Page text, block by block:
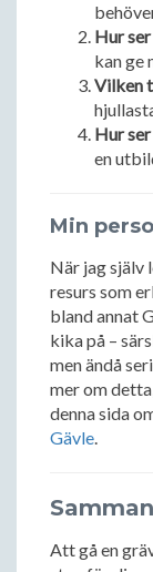
Hur
kan ge
Vilken
Hur
en
Min
När jag själv
resurs som
bland annat
kika på –
men ändå
mer om
denna sida
Gävle.
Att gå en